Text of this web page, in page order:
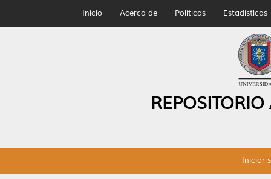
Inicio Acerca de Políticas Estadísticas
Iniciar